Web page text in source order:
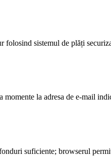
folosind sistemul de plăți
la adresa de e-mail
suficiente; browserul